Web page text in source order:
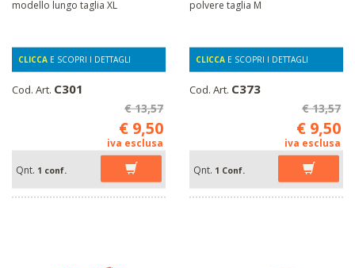
modello lungo taglia XL
CLICCA E SCOPRI I DETTAGLI
Cod. Art. C301
€ 13,57
€ 9,50
iva esclusa
Qnt. 1 conf.
polvere taglia M
CLICCA E SCOPRI I DETTAGLI
Cod. Art. C373
€ 13,57
€ 9,50
iva esclusa
Qnt. 1 Conf.